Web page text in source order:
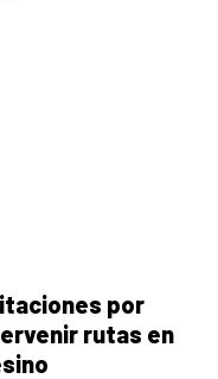
por
rutas en